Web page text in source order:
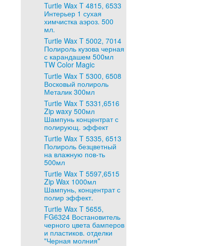
Turtle Wax T 4815, 6533
Интерьер 1 сухая
химчистка аэроз. 500
мл.
Turtle Wax T 5002, 7014
Полироль кузова черная
с карандашем 500мл
TW Color Magic
Turtle Wax T 5300, 6508
Восковый полироль
Металик 300мл
Turtle Wax T 5331,6516
Zip waxy 500мл
Шампунь концентрат с
полирующ. эффект
Turtle Wax T 5335, 6513
Полироль безцветный
на влажную пов-ть
500мл
Turtle Wax T 5597,6515
Zip Wax 1000мл
Шампунь, концентрат с
полир эффект.
Turtle Wax T 5655,
FG6324 Востановитель
черного цвета бамперов
и пластиков. отделки
"Черная молния"